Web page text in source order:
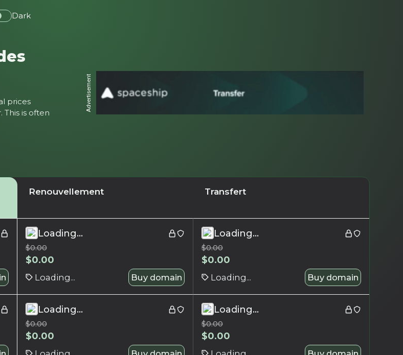
Dark
prices
is often
Advertisement
Renouvellement Transfert
Loading...
$0.00
$0.00
Loading... Buy domain
Loading...
$0.00
$0.00
Loading... Buy domain
Loading...
$0.00
$0.00
Loading...
$0.00
$0.00